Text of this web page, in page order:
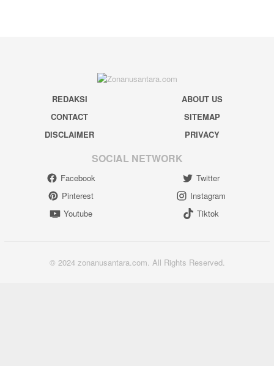
REDAKSI
ABOUT US
CONTACT
SITEMAP
DISCLAIMER
PRIVACY
SOCIAL NETWORK
Facebook
Twitter
Pinterest
Instagram
Youtube
Tiktok
© 2024 zonanusantara.com. All Rights Reserved.